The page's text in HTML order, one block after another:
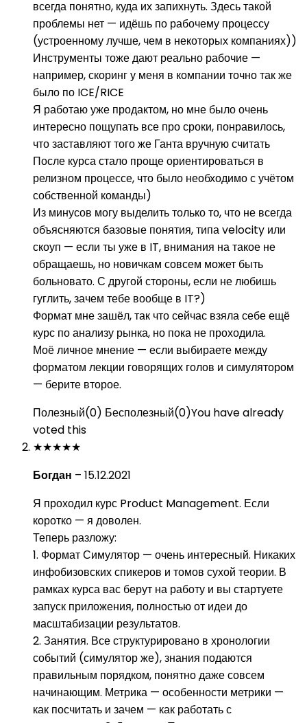
всегда понятно, куда их запихнуть. Здесь такой
проблемы нет — идёшь по рабочему процессу
(устроенному лучше, чем в некоторых компаниях))
Инструменты тоже дают реально рабочие —
например, скоринг у меня в компании точно так же
было по ICE/RICE
Я работаю уже продактом, но мне было очень
интересно пощупать все про сроки, понравилось,
что заставляют того же Ганта вручную считать
После курса стало проще ориентироваться в
релизном процессе, что было необходимо с учётом
собственной команды)
Из минусов могу выделить только то, что не всегда
объясняются базовые понятия, типа velocity или
скоуп — если ты уже в IT, внимания на такое не
обращаешь, но новичкам совсем может быть
больновато. С другой стороны, если не любишь
гуглить, зачем тебе вообще в IT?)
Формат мне зашёл, так что сейчас взяла себе ещё
курс по анализу рынка, но пока не проходила.
Моё личное мнение — если выбираете между
форматом лекции говорящих голов и симулятором
— берите второе.
Полезный(0) Бесполезный(0)You have already
voted this
★★★★★
Богдан – 15.12.2021
Я проходил курс Product Management. Если
коротко — я доволен.
Теперь разложу:
1. Формат Симулятор — очень интересный. Никаких
инфобизовских спикеров и томов сухой теории. В
рамках курса вас берут на работу и вы стартуете
запуск приложения, полностью от идеи до
масштабизации результатов.
2. Занятия. Все структурировано в хронологии
событий (симулятор же), знания подаются
правильным порядком, понятно даже совсем
начинающим. Метрика — особенности метрики —
как посчитать и зачем — как работать с